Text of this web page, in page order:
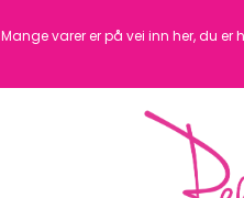
Mange varer er på vei inn her, du